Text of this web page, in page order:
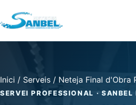
Inici / Serveis / Neteja Final d'Obra
SERVEI PROFESSIONAL · SANBEL